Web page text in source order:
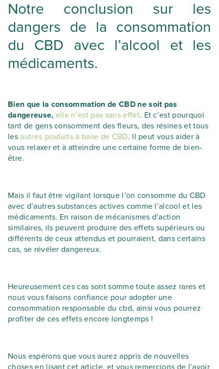
Notre conclusion sur les
dangers de la consommation
du CBD avec l’alcool et les
médicaments.
Bien que la consommation de CBD ne soit pas
dangereuse, elle n’est pas sans effet. Et c’est pourquoi
tant de gens consomment des fleurs, des résines et tous
lesautres produits à base de CBD. Il peut vous aider à
vous relaxer et à atteindre une certaine forme de bien-
être.
Mais il faut être vigilant lorsque l’on consomme du CBD
avec d’autres substances actives comme l’alcool et les
médicaments. En raison de mécanismes d’action
similaires, ils peuvent produire des effets supérieurs ou
différents de ceux attendus et pourraient, dans certains
cas, se révéler dangereux.
Heureusement ces cas sont somme toute assez rares et
nous vous faisons confiance pour adopter une
consommation responsable du cbd, ainsi vous pourrez
profiter de ces effets encore longtemps !
Nous espérons que vous aurez appris de nouvelles